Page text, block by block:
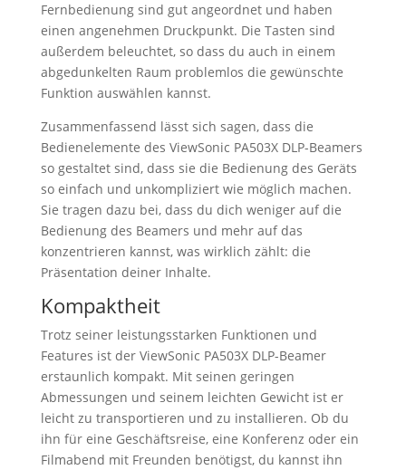
Fernbedienung sind gut angeordnet und haben
einen angenehmen Druckpunkt. Die Tasten sind
außerdem beleuchtet, so dass du auch in einem
abgedunkelten Raum problemlos die gewünschte
Funktion auswählen kannst.
Zusammenfassend lässt sich sagen, dass die
Bedienelemente des ViewSonic PA503X DLP-Beamers
so gestaltet sind, dass sie die Bedienung des Geräts
so einfach und unkompliziert wie möglich machen.
Sie tragen dazu bei, dass du dich weniger auf die
Bedienung des Beamers und mehr auf das
konzentrieren kannst, was wirklich zählt: die
Präsentation deiner Inhalte.
Kompaktheit
Trotz seiner leistungsstarken Funktionen und
Features ist der ViewSonic PA503X DLP-Beamer
erstaunlich kompakt. Mit seinen geringen
Abmessungen und seinem leichten Gewicht ist er
leicht zu transportieren und zu installieren. Ob du
ihn für eine Geschäftsreise, eine Konferenz oder ein
Filmabend mit Freunden benötigst, du kannst ihn